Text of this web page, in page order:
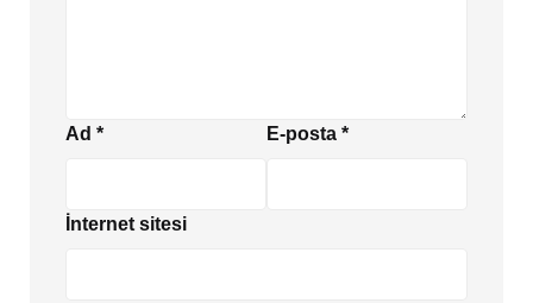
Ad * E-posta *
İnternet sitesi